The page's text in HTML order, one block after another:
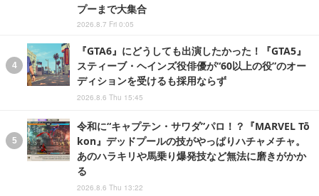
プーまで大集合
2026.8.7 Fri 0:05
『GTA6』にどうしても出演したかった！『GTA5』
スティーブ・ヘインズ役俳優が“60以上の役”のオー
ディションを受けるも採用ならず
2026.8.6 Thu 15:45
令和に“キャプテン・サワダ”パロ！？『MARVEL Tō
kon』デッドプールの技がやっぱりハチャメチャ。
あのハラキリや馬乗り爆発技など無法に磨きがかか
る
2026.8.6 Thu 13:22